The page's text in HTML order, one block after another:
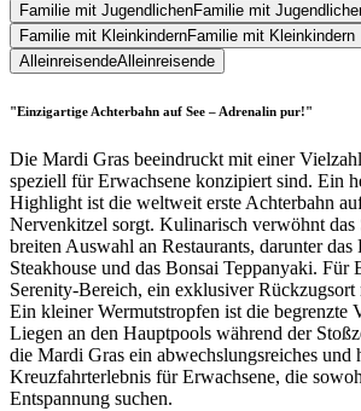
Familie mit JugendlichenFamilie mit
Familie mit KleinkindernFamilie mit Kleinkindern
AlleinreisendeAlleinreisende
"Einzigartige Achterbahn auf See – Adrenalin pur!"
Die Mardi Gras beeindruckt mit einer
speziell für Erwachsene konzipiert sind. Ein
Highlight ist die weltweit erste Achterbahn
Nervenkitzel sorgt. Kulinarisch verwöhnt
breiten Auswahl an Restaurants, darunter das
Steakhouse und das Bonsai Teppanyaki. Für
Serenity-Bereich, ein exklusiver Rückzugsort
Ein kleiner Wermutstropfen ist die begrenzte
Liegen an den Hauptpools während der
die Mardi Gras ein abwechslungsreiches und
Kreuzfahrterlebnis für Erwachsene, die
Entspannung suchen.